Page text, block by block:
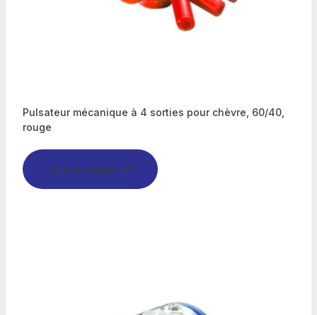
Pulsateur mécanique à 4 sorties pour chèvre, 60/40,
rouge
Lire la suite